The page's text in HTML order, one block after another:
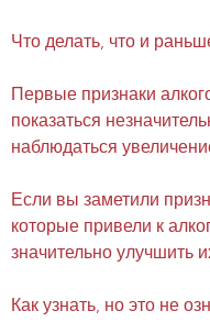
Что делать, что и
Первые признаки
показаться
наблюдаться
Если вы заметили
которые привели к
значительно улучшить
Как узнать, но это не